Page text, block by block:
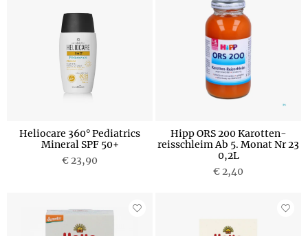
Heliocare 360° Pediatrics
Mineral SPF 50+
€ 23,90
Hipp ORS 200 Karotten-
reisschleim Ab 5. Monat Nr 23
0,2L
€ 2,40